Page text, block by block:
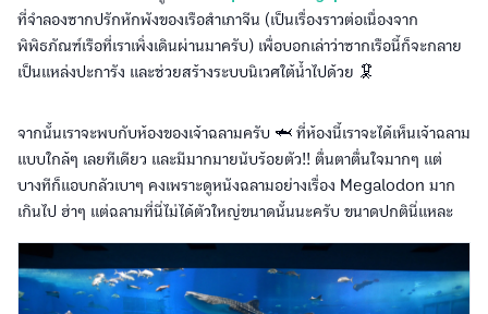
ที่จำลองซากปรักหักพังของเรือสำเภาจีน (เป็นเรื่องราวต่อเนื่องจาก
พิพิธภัณฑ์เรือที่เราเพิ่งเดินผ่านมาครับ) เพื่อบอกเล่าว่าซากเรือนี้ก็จะกลาย
เป็นแหล่งปะการัง และช่วยสร้างระบบนิเวศใต้น้ำไปด้วย 🦑
จากนั้นเราจะพบกับห้องของเจ้าฉลามครับ 🦈 ที่ห้องนี้เราจะได้เห็นเจ้าฉลาม
แบบใกล้ๆ เลยทีเดียว และมีมากมายนับร้อยตัว!! ตื่นตาตื่นใจมากๆ แต่
บางทีก็แอบกลัวเบาๆ คงเพราะดูหนังฉลามอย่างเรื่อง Megalodon มาก
เกินไป ฮ่าๆ แต่ฉลามที่นี่ไม่ได้ตัวใหญ่ขนาดนั้นนะครับ ขนาดปกตินี่แหละ